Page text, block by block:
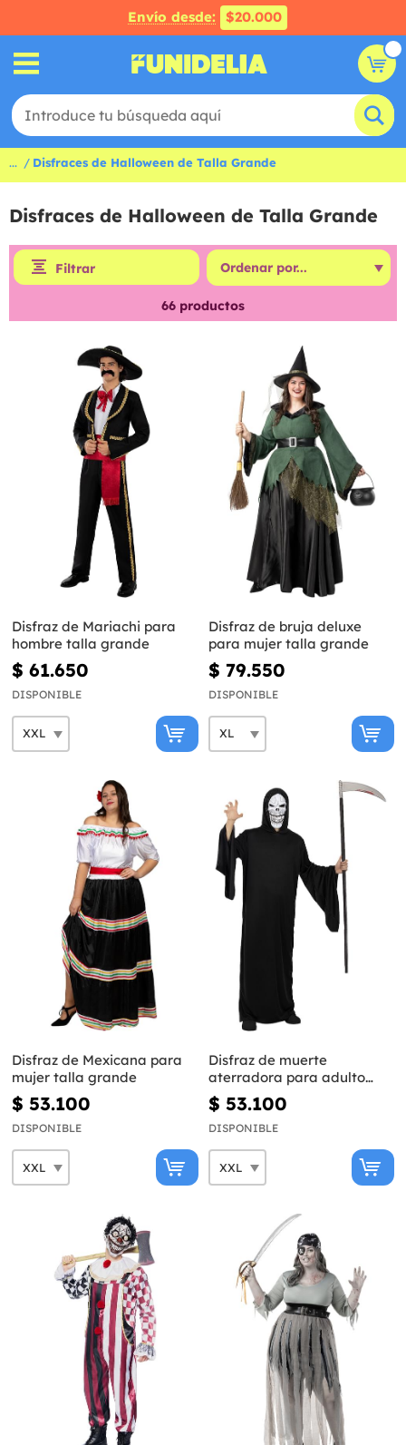
Envío desde: $20.000
... Disfraces de Halloween de Talla Grande
Disfraces de Halloween de Talla Grande
Filtrar
66 productos
Disfraz de Mariachi para
hombre talla grande
$ 61.650
DISPONIBLE
Disfraz de bruja deluxe
para mujer talla grande
$ 79.550
DISPONIBLE
Disfraz de Mexicana para
mujer talla grande
$ 53.100
DISPONIBLE
Disfraz de muerte
aterradora para adulto
talla grande
$ 53.100
DISPONIBLE